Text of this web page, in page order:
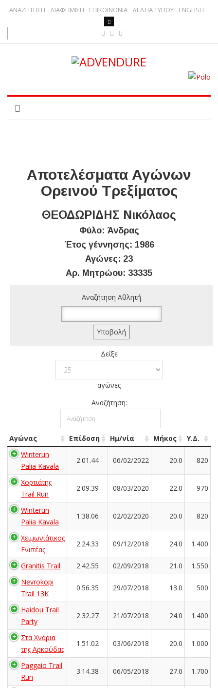
ΑΝΑΖΗΤΗΣΗ ΔΙΑΦΗΜΙΣΗ ΕΠΙΚΟΙΝΩΝΙΑ ΔΕΛΤΙΑ ΤΥΠΟΥ ENGLISH
Αποτελέσματα Αγώνων
Ορεινού Τρεξίματος
ΘΕΟΔΩΡΙΔΗΣ Νικόλαος
Φύλο: Άνδρας
Έτος γέννησης: 1986
Αγώνες: 23
Αρ. Μητρώου: 33335
Αναζήτηση Αθλητή
Δείξε
αγώνες
Αναζήτηση:
Αγώνας Επίδοση Ημ/νία Μήκος
Υ.Δ.
Winterun
Palia Kavala
2.01.44 06/02/2022 20.0 820
Χορτιάτης
Trail Run
2.09.39 08/03/2020 22.0 970
Winterun
Palia Kavala
1.38.06 02/02/2020 20.0 820
Χειμωνιάτικος
Ενιπέας
2.24.33 09/12/2018 24.0 1.400
Granitis Trail 2.42.55 02/09/2018 21.0
1.550
Nevrokopi
Trail 13K
0.56.35 29/07/2018 13.0 500
Haidou Trail
Party
2.32.27 21/07/2018 24.0 1.400
Στα Χνάρια
της Αρκούδας
1.51.02 03/06/2018 20.0 1.000
Paggaio Trail
Run
3.14.38 06/05/2018 27.0 1.700